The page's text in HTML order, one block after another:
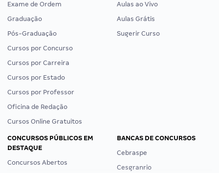
Exame de Ordem
Graduação
Pós-Graduação
Cursos por Concurso
Cursos por Carreira
Cursos por Estado
Cursos por Professor
Oficina de Redação
Cursos Online Gratuitos
Aulas ao Vivo
Aulas Grátis
Sugerir Curso
CONCURSOS PÚBLICOS EM
DESTAQUE
Concursos Abertos
BANCAS DE CONCURSOS
Cebraspe
Cesgranrio